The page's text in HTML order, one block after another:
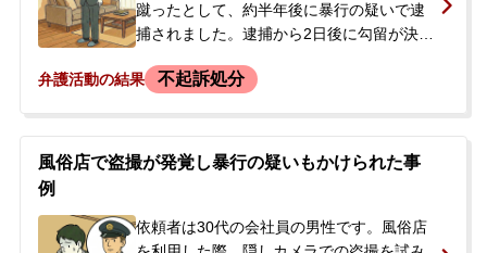
蹴ったとして、約半年後に暴行の疑いで逮
捕されました。逮捕から2日後に勾留が決定
ご本人は事件の明確な記憶はありませんで
争わない意向でした。警察から会社に連絡
が入ったため、やむをえず事情を説明し、
弁護活動の結果 不起訴処分
風俗店で盗撮が発覚し暴行の疑いもかけられた事
例
依頼者は30代の会社員の男性です。風俗店